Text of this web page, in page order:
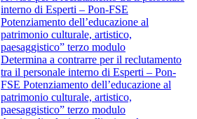
interno di Esperti – Pon-FSE
Potenziamento dell’educazione al
patrimonio culturale, artistico,
paesaggistico” terzo modulo
Determina a contrarre per il reclutamento
tra il personale interno di Esperti – Pon-
FSE Potenziamento dell’educazione al
patrimonio culturale, artistico,
paesaggistico” terzo modulo